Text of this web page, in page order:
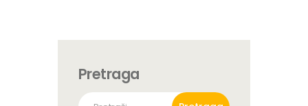
Pretraga
Pretraga: